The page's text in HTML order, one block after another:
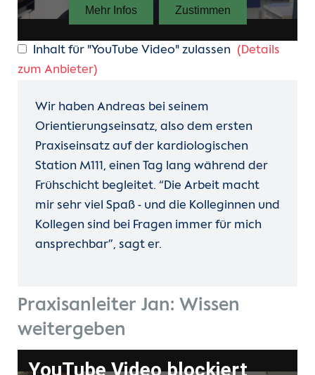
Wir haben Andreas bei seinem
Orientierungseinsatz, also dem ersten
Praxiseinsatz auf der kardiologischen
Station M111, einen Tag lang während der
Frühschicht begleitet. “Die Arbeit macht
mir sehr viel Spaß - und die Kolleginnen und
Kollegen sind bei Fragen immer für mich
ansprechbar”, sagt er.
Inhalt für "YouTube Video" zulassen (Details
zum Anbieter)
Praxisanleiter Jan: Wissen
weitergeben